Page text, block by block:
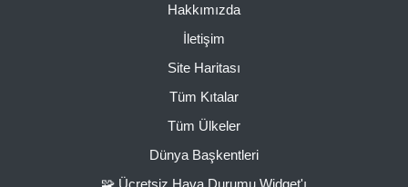
Hakkımızda
İletişim
Site Haritası
Tüm Kıtalar
Tüm Ülkeler
Dünya Başkentleri
🧩 Ücretsiz Hava Durumu Widget'ı